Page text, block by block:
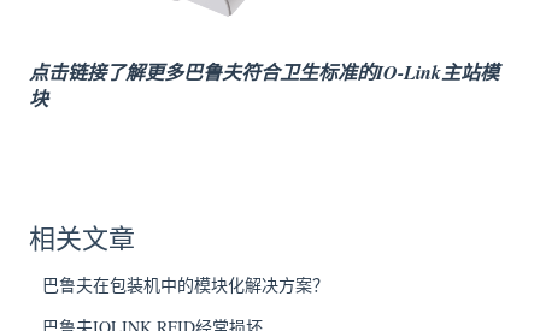
点击链接了解更多巴鲁夫符合卫生标准的IO-Link主站模
块
相关文章
巴鲁夫在包装机中的模块化解决方案？